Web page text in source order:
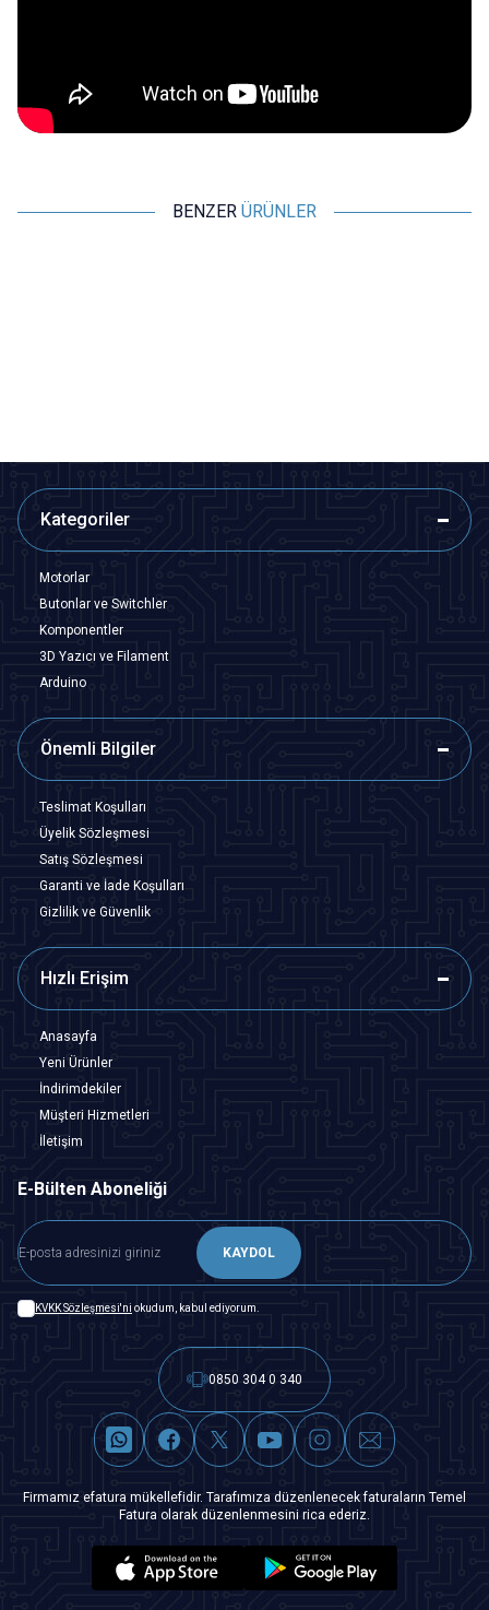
BENZER ÜRÜNLER
Kategoriler
Motorlar
Butonlar ve Switchler
Komponentler
3D Yazıcı ve Filament
Arduino
Önemli Bilgiler
Teslimat Koşulları
Üyelik Sözleşmesi
Satış Sözleşmesi
Garanti ve İade Koşulları
Gizlilik ve Güvenlik
Hızlı Erişim
Anasayfa
Yeni Ürünler
İndirimdekiler
Müşteri Hizmetleri
İletişim
E-Bülten Aboneliği
KAYDOL
KVKK Sözleşmesi'ni okudum, kabul ediyorum.
0850 304 0 340
Firmamız efatura mükellefidir. Tarafımıza düzenlenecek faturaların Temel
Fatura olarak düzenlenmesini rica ederiz.